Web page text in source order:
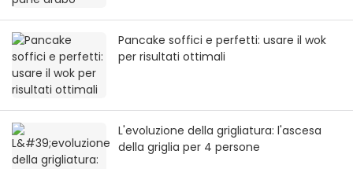
Pancake soffici e perfetti: usare il wok
per risultati ottimali
L'evoluzione della grigliatura: l'ascesa
della griglia per 4 persone